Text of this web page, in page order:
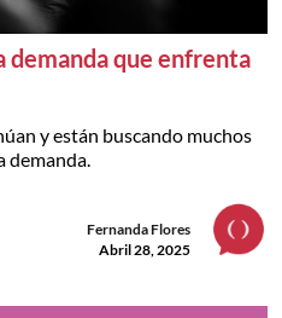
demanda que enfrenta
y están buscando muchos
demanda.
Fernanda Flores
Abril 28, 2025